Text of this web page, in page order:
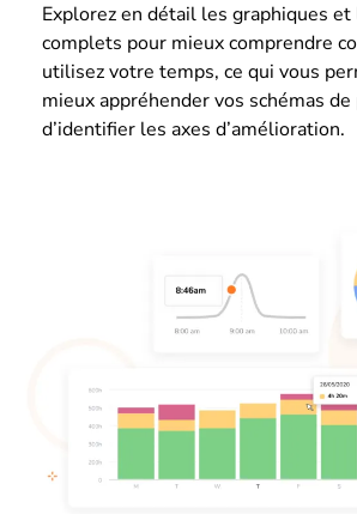
Explorez en détail les graphiques
complets pour mieux comprendre
utilisez votre temps, ce qui vous
mieux appréhender vos schémas
d’identifier les axes d’amélioration.